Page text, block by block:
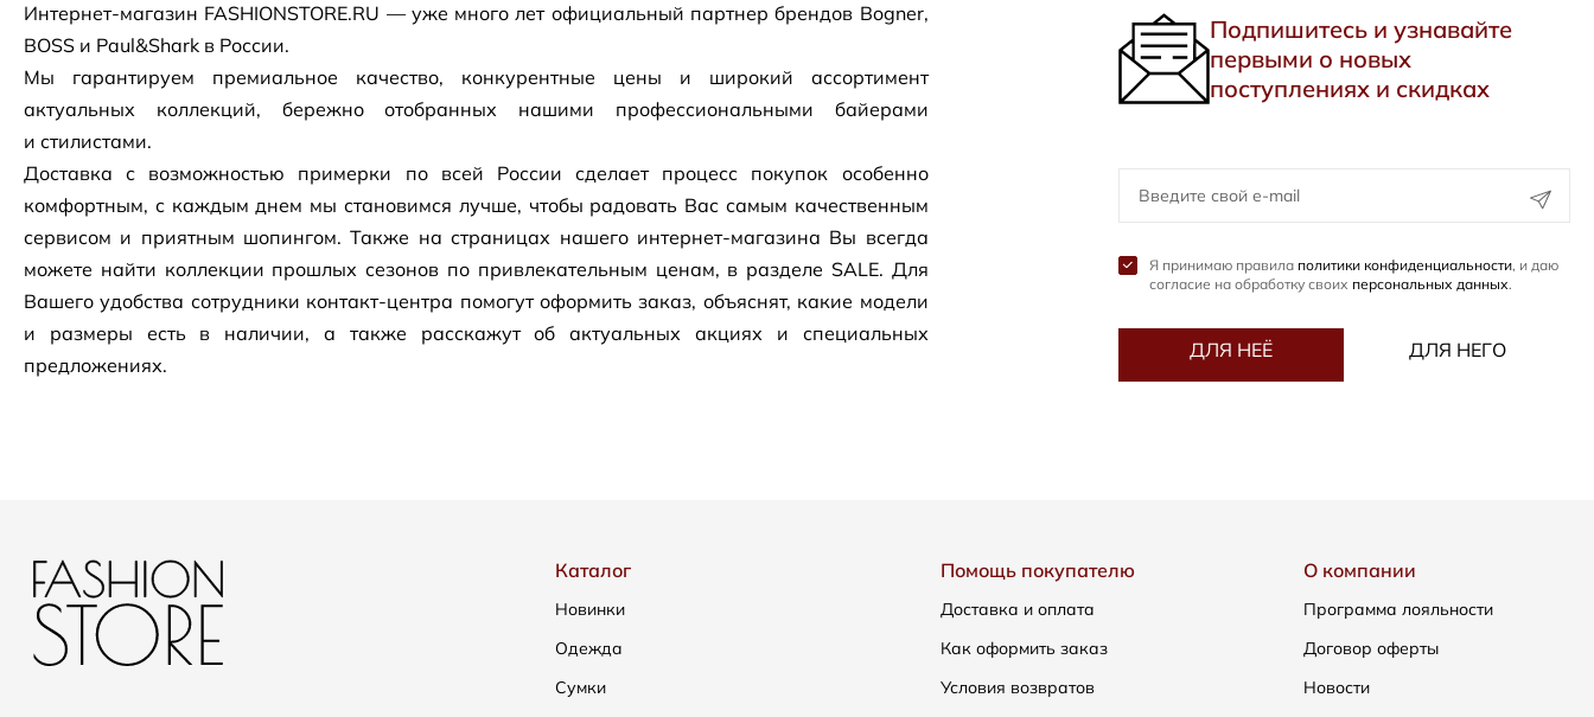
Интернет-магазин FASHIONSTORE.RU — уже много лет официальный партнер брендов Bogner,
BOSS и Paul&Shark в России.
Мы гарантируем премиальное качество, конкурентные цены и широкий ассортимент
актуальных коллекций, бережно отобранных нашими профессиональными байерами
и стилистами.
Доставка с возможностью примерки по всей России сделает процесс покупок особенно
комфортным, с каждым днем мы становимся лучше, чтобы радовать Вас самым качественным
сервисом и приятным шопингом. Также на страницах нашего интернет-магазина Вы всегда
можете найти коллекции прошлых сезонов по привлекательным ценам, в разделе SALE. Для
Вашего удобства сотрудники контакт-центра помогут оформить заказ, объяснят, какие модели
и размеры есть в наличии, а также расскажут об актуальных акциях и специальных
предложениях.
Подпишитесь и узнавайте
первыми о новых
поступлениях и скидках
Я принимаю правила политики конфиденциальности, и даю
согласие на обработку своих персональных данных.
ДЛЯ НЕЁ ДЛЯ НЕГО
Каталог
Новинки
Одежда
Сумки
Помощь покупателю
Доставка и оплата
Как оформить заказ
Условия возвратов
О компании
Программа лояльности
Договор оферты
Новости